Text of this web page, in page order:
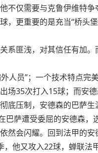
不仅需要与克鲁伊维特
，更重要的是充当“桥头
系匪浅，对其信任有加
人员”；一个技术特点
场35次打入15球；而安
底压制，安德森的巴萨生
巴萨遭受委屈的安德森
然会闪耀。回到法甲的
他又攻入22球，蝉联